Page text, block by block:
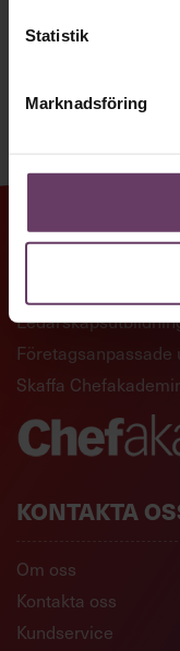
Statistik
Marknadsföring
GENVÄGAR
Skaffa
KONTAKTA
Om oss
Kontakta oss
Kundservice